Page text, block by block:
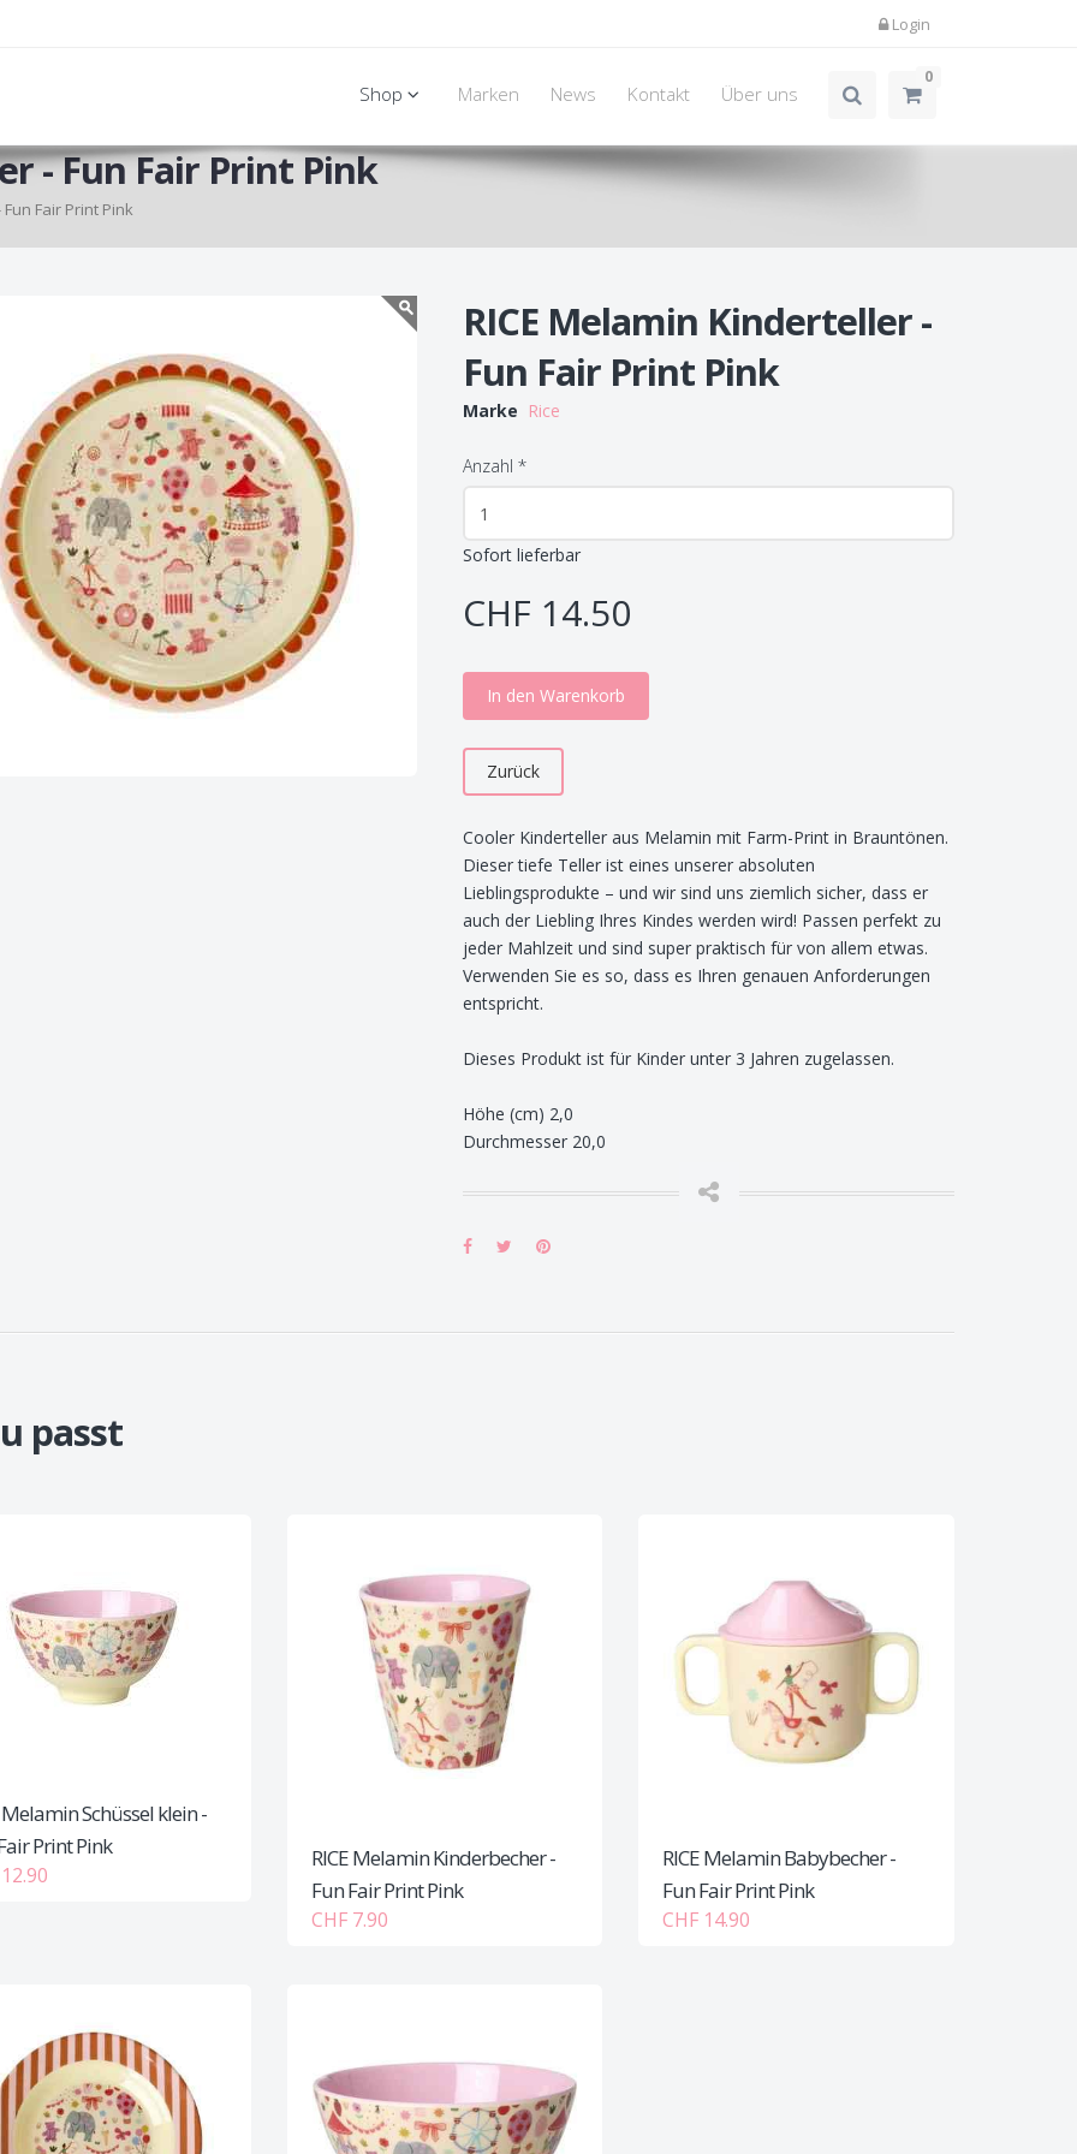
Login
Shop Marken News Kontakt Über uns
0
- Fun Fair Print Pink
Fair Print Pink
RICE Melamin Kinderteller -
Fun Fair Print Pink
Marke Rice
Anzahl *
Sofort lieferbar
CHF 14.50
In den Warenkorb
Zurück
Cooler Kinderteller aus Melamin mit Farm-Print in Brauntönen.
Dieser tiefe Teller ist eines unserer absoluten
Lieblingsprodukte – und wir sind uns ziemlich sicher, dass er
auch der Liebling Ihres Kindes werden wird! Passen perfekt zu
jeder Mahlzeit und sind super praktisch für von allem etwas.
Verwenden Sie es so, dass es Ihren genauen Anforderungen
entspricht.
Dieses Produkt ist für Kinder unter 3 Jahren zugelassen.
Höhe (cm) 2,0
Durchmesser 20,0
passt
Melamin Schüssel klein -
Print Pink
RICE Melamin Kinderbecher -
Fun Fair Print Pink
CHF 7.90
RICE Melamin Babybecher -
Fun Fair Print Pink
CHF 14.90